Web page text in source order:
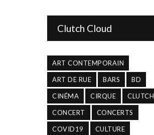
Clutch Cloud
ART CONTEMPORAIN
ART DE RUE BARS BD
CINÉMA CIRQUE CLUTCH
CONCERT CONCERTS
COVID19 CULTURE